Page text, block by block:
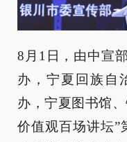
8月1日，由中宣
办，宁夏回族自
办，宁夏图书馆
价值观百场讲坛”